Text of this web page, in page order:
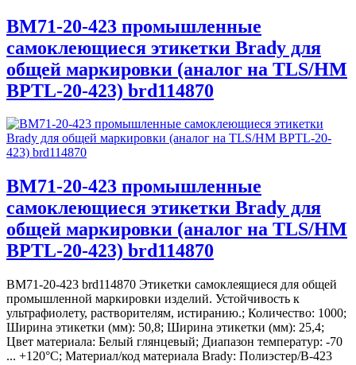
BM71-20-423 промышленные
самоклеющиеся этикетки Brady для
общей маркировки (аналог на TLS/HM
BPTL-20-423) brd114870
BM71-20-423 промышленные
самоклеющиеся этикетки Brady для
общей маркировки (аналог на TLS/HM
BPTL-20-423) brd114870
BM71-20-423 brd114870 Этикетки самоклеящиеся для общей
промышленной маркировки изделий. Устойчивость к
ультрафиолету, растворителям, истиранию.; Количество: 1000;
Ширина этикетки (мм): 50,8; Ширина этикетки (мм): 25,4;
Цвет материала: Белый глянцевый; Диапазон температур: -70
... +120°С; Материал/код материала Brady: Полиэстер/В-423